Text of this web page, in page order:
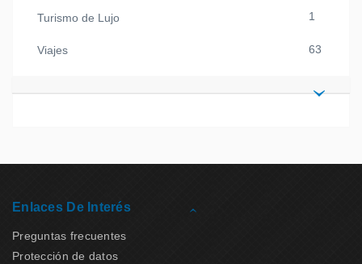
Turismo de Lujo 1
Viajes 63
Enlaces De Interés
Preguntas frecuentes
Protección de datos